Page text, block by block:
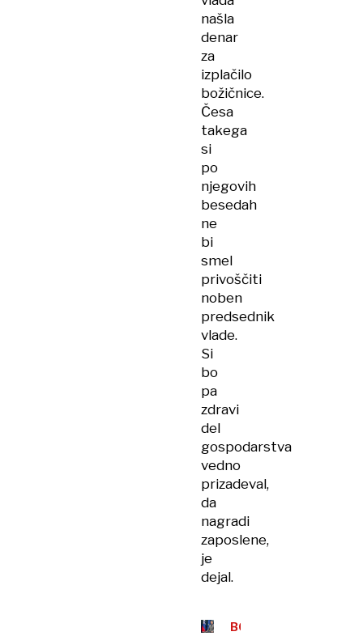
našla
denar
za
izplačilo
božičnice.
Česa
takega
si
po
njegovih
besedah
ne
bi
smel
privoščiti
noben
predsednik
vlade.
Si
bo
pa
zdravi
del
gospodarstva
vedno
prizadeval,
da
nagradi
zaposlene,
je
dejal.
BOŽIČNICA